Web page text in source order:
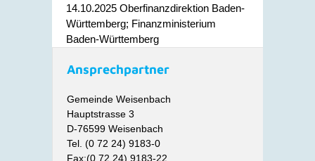
14.10.2025 Oberfinanzdirektion Baden-
Württemberg; Finanzministerium
Baden-Württemberg
Ansprechpartner
Gemeinde Weisenbach
Hauptstrasse 3
D-76599 Weisenbach
Tel. (0 72 24) 9183-0
Fax:(0 72 24) 9183-22